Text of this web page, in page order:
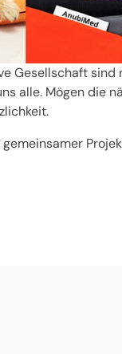
Gesellschaft sind
alle. Mögen die